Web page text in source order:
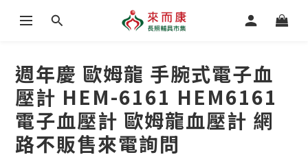
週年慶 歐姆龍 手腕式電子血
壓計 HEM-6161 HEM6161
電子血壓計 歐姆龍血壓計 網
路不販售來電詢問